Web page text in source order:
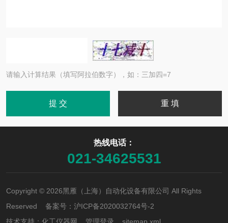
请输入计算结果（填写阿拉伯数字），如：三加四=7
热线电话：
021-34625531
Copyright © 2026黑雁（上海）自动化设备有限公司 All Rights
Reserved 备案号： 沪ICP备2020032764号-2